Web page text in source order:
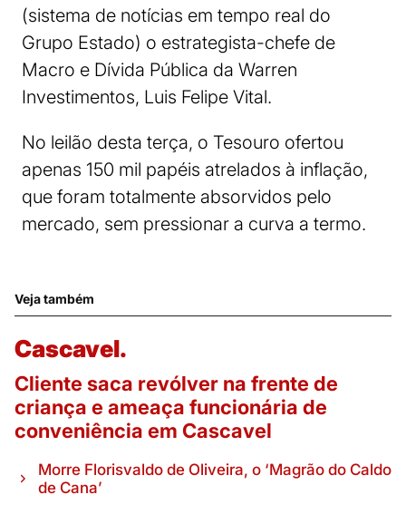
(sistema de notícias em tempo real do
Grupo Estado) o estrategista-chefe de
Macro e Dívida Pública da Warren
Investimentos, Luis Felipe Vital.
No leilão desta terça, o Tesouro ofertou
apenas 150 mil papéis atrelados à inflação,
que foram totalmente absorvidos pelo
mercado, sem pressionar a curva a termo.
Veja também
Cascavel.
Cliente saca revólver na frente de
criança e ameaça funcionária de
conveniência em Cascavel
Morre Florisvaldo de Oliveira, o ‘Magrão do Caldo
de Cana’